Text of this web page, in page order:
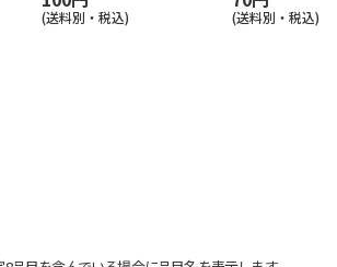
(送料別・税込) (送料別・税込)